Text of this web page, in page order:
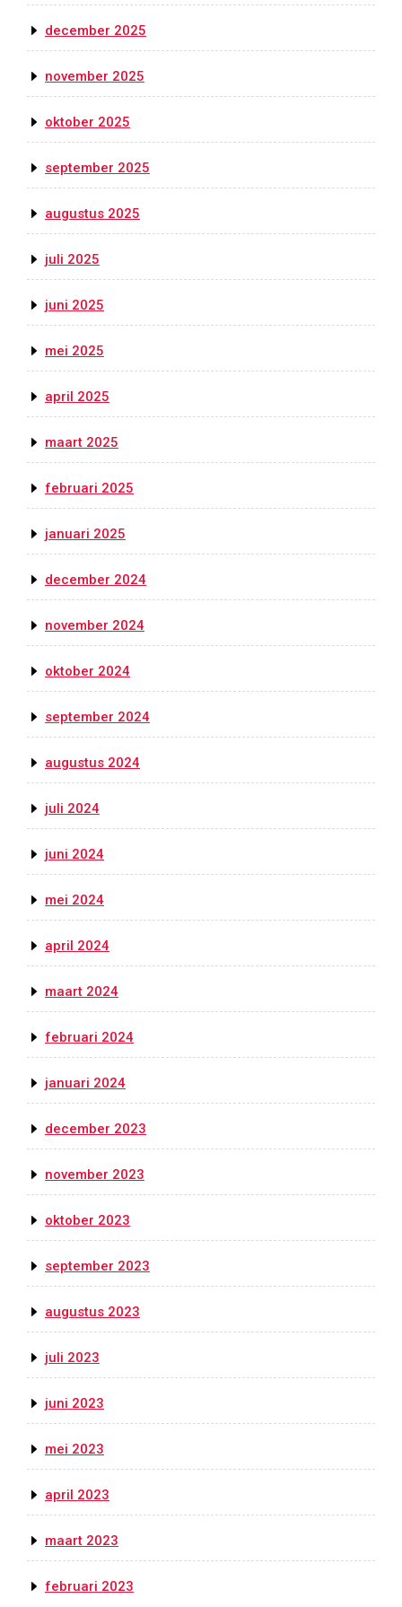
december 2025
november 2025
oktober 2025
september 2025
augustus 2025
juli 2025
juni 2025
mei 2025
april 2025
maart 2025
februari 2025
januari 2025
december 2024
november 2024
oktober 2024
september 2024
augustus 2024
juli 2024
juni 2024
mei 2024
april 2024
maart 2024
februari 2024
januari 2024
december 2023
november 2023
oktober 2023
september 2023
augustus 2023
juli 2023
juni 2023
mei 2023
april 2023
maart 2023
februari 2023